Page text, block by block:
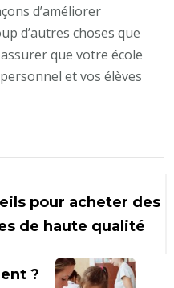
d’améliorer
d’autres choses que
que votre école
et vos élèves
pour acheter des
de haute qualité
?